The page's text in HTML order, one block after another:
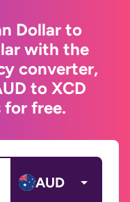
Dollar to
with the
converter,
to XCD
for free.
AUD